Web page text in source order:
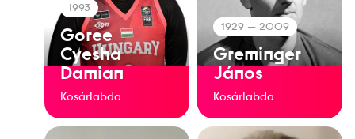
1993
Goree
Cyesha
Damian
Kosárlabda
1929 — 2009
Greminger
János
Kosárlabda